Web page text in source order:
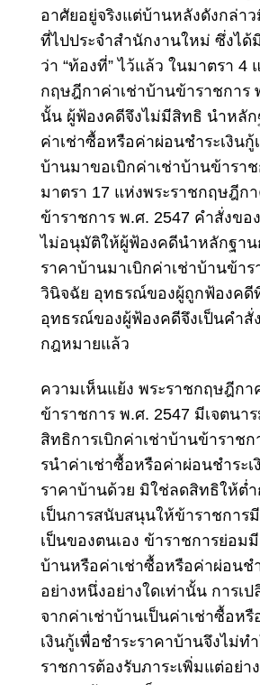
อาศัยอยู่จริงแต่บ้านหลังดังกล่า
ที่ไปประจําสํานักงานใหม่ ซึ่งได้
ว่า “ท้องที่” ไว้แล้ว ในมาตรา 4
กฤษฎีกาค่าเช่าบ้านข้าราชการ
นั้น ผู้ฟ้องคดีจึงไม่มีสิทธิ นําหลัก
ค่าเช่าซื้อหรือค่าผ่อนชําระเงินกู้
บ้านมาขอเบิกค่าเช่าบ้านข้ารา
มาตรา 17 แห่งพระราชกฤษฎีก
ข้าราชการ พ.ศ. 2547 คําสั่งขอ
ไม่อนุมัติให้ผู้ฟ้องคดีนําหลักฐาน
ราคาบ้านมาเบิกค่าเช่าบ้านข้า
วินิจฉัย อุทธรณ์ของผู้ถูกฟ้องคดี
อุทธรณ์ของผู้ฟ้องคดีจึงเป็นคําสั่
กฎหมายแล้ว
ความเห็นแย้ง พระราชกฤษฎีกา
ข้าราชการ พ.ศ. 2547 มีเจตนา
สิทธิการเบิกค่าเช่าบ้านข้าราชก
รนําค่าเช่าซื้อหรือค่าผ่อนชําระเ
ราคาบ้านด้วย มิใช่ลดสิทธิให้ต่
เป็นการสนับสนุนให้ข้าราชการ
เป็นของตนเอง ข้าราชการย่อม
บ้านหรือค่าเช่าซื้อหรือค่าผ่อนชํา
อย่างหนึ่งอย่างใดเท่านั้น การเ
จากค่าเช่าบ้านเป็นค่าเช่าซื้อห
เงินกู้เพื่อชําระราคาบ้านจึงไม่ทํ
ราชการต้องรับภาระเพิ่มแต่อย่า